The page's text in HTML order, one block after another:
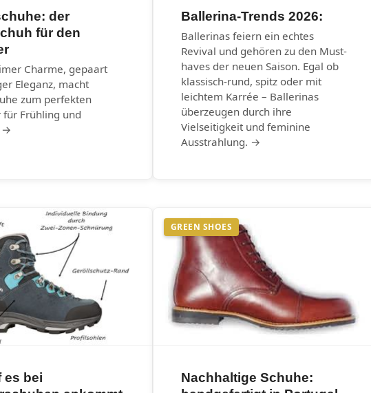
der
für den
Charme, gepaart
Eleganz, macht
zum perfekten
für Frühling und
→
Ballerina-Trends 2026:
Ballerinas feiern ein echtes
Revival und gehören zu den Must-
haves der neuen Saison. Egal ob
klassisch-rund, spitz oder mit
leichtem Karrée – Ballerinas
überzeugen durch ihre
Vielseitigkeit und feminine
Ausstrahlung. →
es bei
GREEN SHOES
Nachhaltige Schuhe: